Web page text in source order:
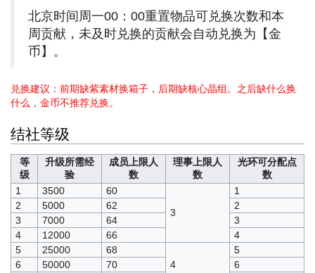
北京时间周一00：00重置物品可兑换次数和本
周贡献，未及时兑换的贡献会自动兑换为【金
币】。
兑换建议：前期缺紫素材换箱子，后期缺核心晶组。之后缺什么换
什么，金币不推荐兑换。
结社等级
等
级
升级所需经
验
成员上限人
数
理事上限人
数
光环可分配点
数
1
3500
60
3
1
2
5000 62
2
3
7000 64
3
4
12000 66
4
5
25000
68
4
5
6
50000 70
6